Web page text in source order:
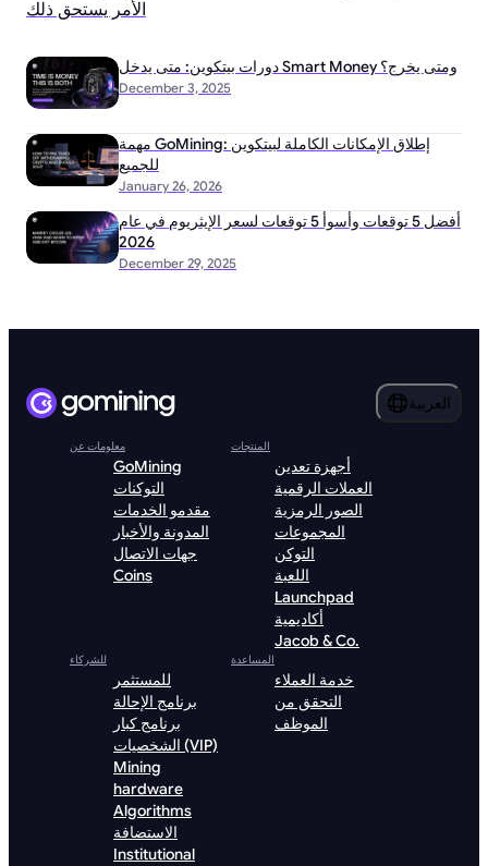
الأمر يستحق ذلك
December 3, 2025
دورات بيتكوين: متى يدخل Smart Money ومتى يخرج؟
January 26, 2026
مهمة GoMining: إطلاق الإمكانات الكاملة لبيتكوين
للجميع
December 29, 2025
أفضل 5 توقعات وأسوأ 5 توقعات لسعر الإيثريوم في عام
2026
العربية
معلومات عن
GoMining
التوكنات
مقدمو الخدمات
المدونة والأخبار
جهات الاتصال
Coins
المنتجات
أجهزة تعدين
العملات الرقمية
الصور الرمزية
المجموعات
التوكن
اللعبة
Launchpad
أكاديمية
Jacob & Co.
للشركاء
للمستثمر
برنامج الإحالة
برنامج كبار
الشخصيات (VIP)
Mining
hardware
Algorithms
الاستضافة
Institutional
المساعدة
خدمة العملاء
التحقق من
الموظف